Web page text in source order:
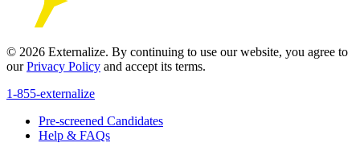
© 2026 Externalize. By continuing to use our website, you agree to
ourPrivacy Policy and accept its terms.
1-855-externalize
Pre-screened Candidates
Help & FAQs